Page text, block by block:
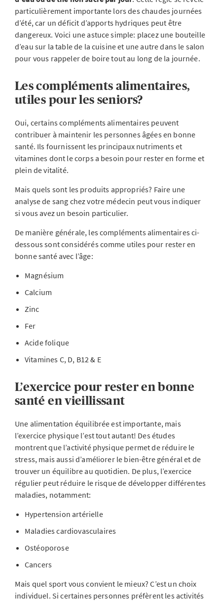
particulièrement importante lors des chaudes journées
d’été, car un déficit d’apports hydriques peut être
dangereux. Voici une astuce simple: placez une bouteille
d’eau sur la table de la cuisine et une autre dans le salon
pour vous rappeler de boire tout au long de la journée.
Les compléments alimentaires,
utiles pour les seniors?
Oui, certains compléments alimentaires peuvent
contribuer à maintenir les personnes âgées en bonne
santé. Ils fournissent les principaux nutriments et
vitamines dont le corps a besoin pour rester en forme et
plein de vitalité.
Mais quels sont les produits appropriés? Faire une
analyse de sang chez votre médecin peut vous indiquer
si vous avez un besoin particulier.
De manière générale, les compléments alimentaires ci-
dessous sont considérés comme utiles pour rester en
bonne santé avec l’âge:
Magnésium
Calcium
Zinc
Fer
Acide folique
Vitamines C, D, B12 & E
L’exercice pour rester en bonne
santé en vieillissant
Une alimentation équilibrée est importante, mais
l’exercice physique l’est tout autant! Des études
montrent que l’activité physique permet de réduire le
stress, mais aussi d’améliorer le bien-être général et de
trouver un équilibre au quotidien. De plus, l’exercice
régulier peut réduire le risque de développer différentes
maladies, notamment:
Hypertension artérielle
Maladies cardiovasculaires
Ostéoporose
Cancers
Mais quel sport vous convient le mieux? C’est un choix
individuel. Si certaines personnes préfèrent les activités